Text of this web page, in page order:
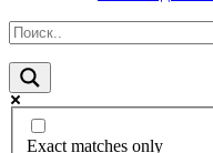
Exact matches only